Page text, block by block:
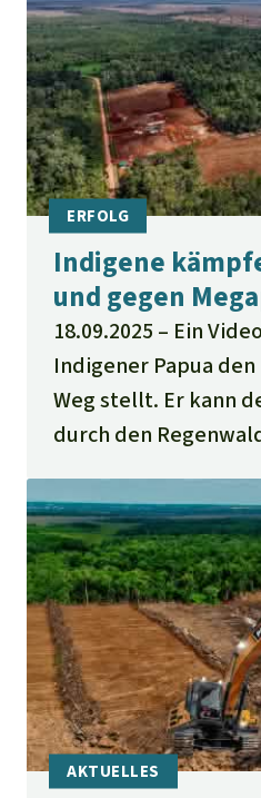
Indigene
und gegen
18.09.2025
Ein
Indigener Papua
Weg stellt. Er kann
durch den